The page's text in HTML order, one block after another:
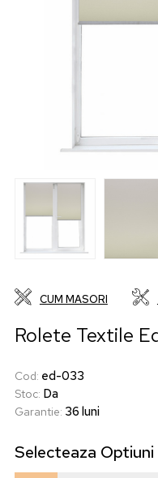
CUM MASORI
Rolete Textile
Cod: ed-033
Stoc: Da
Garantie: 36 luni
Selecteaza Optiuni